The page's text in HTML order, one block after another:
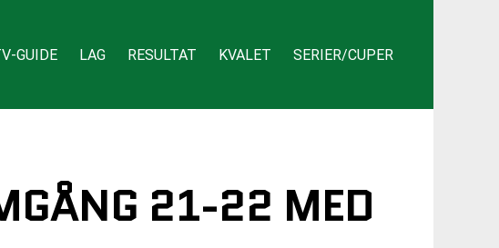
GUIDE LAG RESULTAT KVALET SERIER/CUPER
21-22 MED